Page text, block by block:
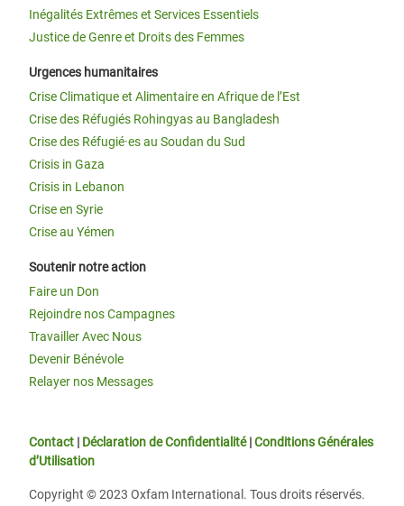
Inégalités Extrêmes et Services Essentiels
Justice de Genre et Droits des Femmes
Urgences humanitaires
Crise Climatique et Alimentaire en Afrique de l’Est
Crise des Réfugiés Rohingyas au Bangladesh
Crise des Réfugié·es au Soudan du Sud
Crisis in Gaza
Crisis in Lebanon
Crise en Syrie
Crise au Yémen
Soutenir notre action
Faire un Don
Rejoindre nos Campagnes
Travailler Avec Nous
Devenir Bénévole
Relayer nos Messages
Contact | Déclaration de Confidentialité|Conditions Générales
d’Utilisation
Copyright © 2023 Oxfam International. Tous droits réservés.